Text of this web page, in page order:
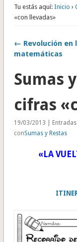
Tu estás aquí: Inicio ›
«con llevadas»
← Revolución en
matemáticas
Sumas
cifras
19/03/2013 |
conSumas y Restas
«LA